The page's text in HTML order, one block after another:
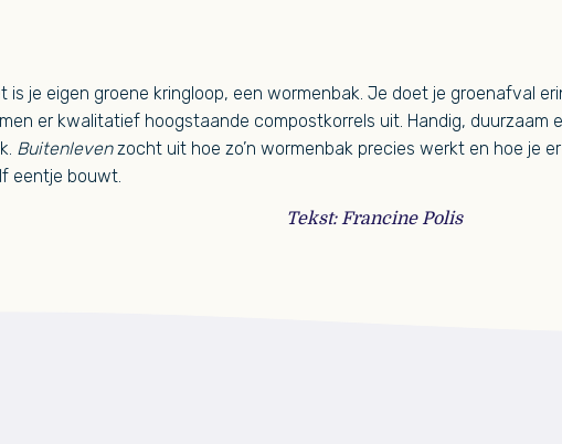
is je eigen groene kringloop, een wormenbak. Je doet je groenafval
er kwalitatief hoogstaande compostkorrels uit. Handig, duurzaam
Buitenlevenzocht uit hoe zo’n wormenbak precies werkt en hoe je
eentje bouwt.
Tekst: Francine Polis